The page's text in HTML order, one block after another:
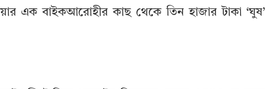
এক বাইকআরোহীর কাছ থেকে তিন হাজার টাকা ‘ঘুষ’